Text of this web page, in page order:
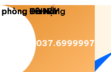
Luật Dương Gia